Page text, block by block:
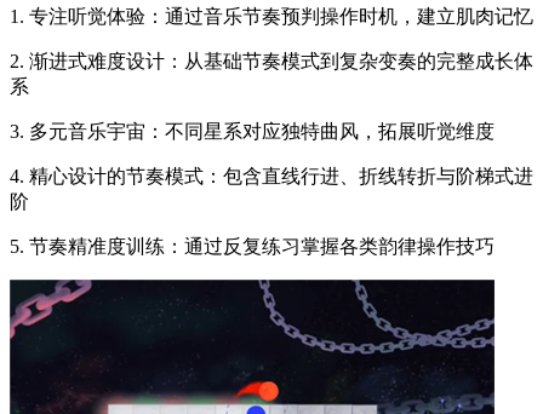
1. 专注听觉体验：通过音乐节奏预判操作时机，建立肌肉记忆
2. 渐进式难度设计：从基础节奏模式到复杂变奏的完整成长体
系
3. 多元音乐宇宙：不同星系对应独特曲风，拓展听觉维度
4. 精心设计的节奏模式：包含直线行进、折线转折与阶梯式进
阶
5. 节奏精准度训练：通过反复练习掌握各类韵律操作技巧